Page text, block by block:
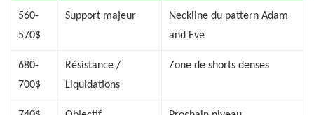
560-
570$
Support majeur
Neckline du pattern Adam
and Eve
680-
700$
Résistance /
Liquidations
Zone de shorts denses